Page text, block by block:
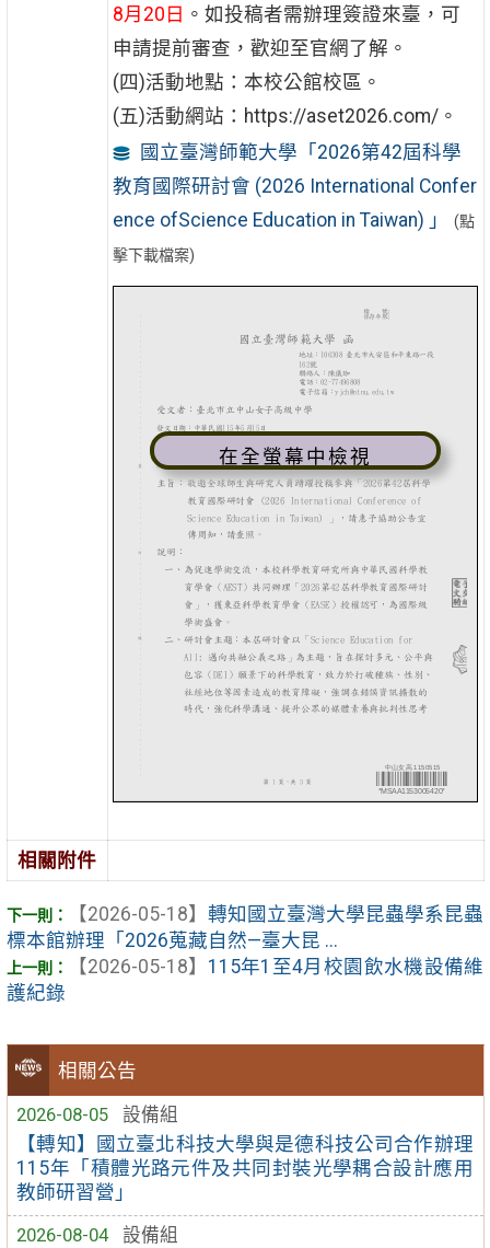
相關公告
2026-08-05
設備組
【轉知】國立臺北科技大學與是德科技公司合作辦理
115年「積體光路元件及共同封裝光學耦合設計應用
教師研習營」
2026-08-04
設備組
8月20日 。如投稿者需辦理簽證來臺，可
申請提前審查，歡迎至官網了解。
(四)活動地點：本校公館校區。
(五)活動網站：https://aset2026.com/。
國立臺灣師範大學「2026第42屆科學
教育國際研討會 (2026 International Confer
ence ofScience Education in Taiwan) 」
(點
擊下載檔案)
在全螢幕中檢視
相關附件
【2026-05-18】 轉知國立臺灣大學昆蟲學系昆蟲
標本館辦理「2026蒐藏自然—臺大昆 ...
【2026-05-18】 115年1至4月校園飲水機設備維
護紀錄